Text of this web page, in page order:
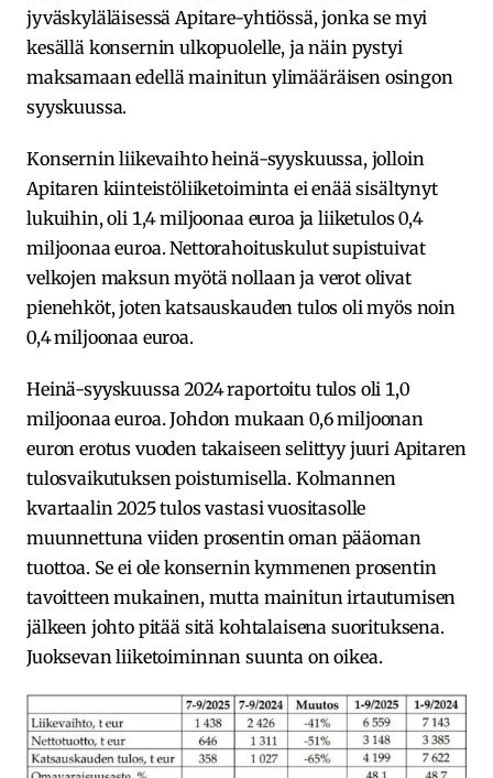
jyväskyläläisessä Apitare-yhtiössä, jonka se myi
kesällä konsernin ulkopuolelle, ja näin pystyi
maksamaan edellä mainitun ylimääräisen osingon
syyskuussa.
Konsernin liikevaihto heinä-syyskuussa, jolloin
Apitaren kiinteistöliiketoiminta ei enää sisältynyt
lukuihin, oli 1,4 miljoonaa euroa ja liiketulos 0,4
miljoonaa euroa. Nettorahoituskulut supistuivat
velkojen maksun myötä nollaan ja verot olivat
pienehköt, joten katsauskauden tulos oli myös noin
0,4 miljoonaa euroa.
Heinä-syyskuussa 2024 raportoitu tulos oli 1,0
miljoonaa euroa. Johdon mukaan 0,6 miljoonan
euron erotus vuoden takaiseen selittyy juuri Apitaren
tulosvaikutuksen poistumisella. Kolmannen
kvartaalin 2025 tulos vastasi vuositasolle
muunnettuna viiden prosentin oman pääoman
tuottoa. Se ei ole konsernin kymmenen prosentin
tavoitteen mukainen, mutta mainitun irtautumisen
jälkeen johto pitää sitä kohtalaisena suorituksena.
Juoksevan liiketoiminnan suunta on oikea.